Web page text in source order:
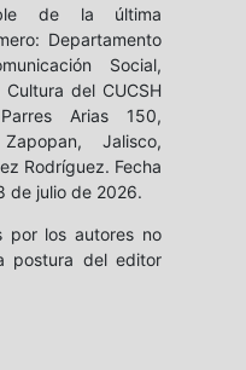
de la última
Departamento
Social,
del CUCSH
Arias 150,
Jalisco,
Rodríguez. Fecha
de julio de 2026.
por los autores no
postura del editor